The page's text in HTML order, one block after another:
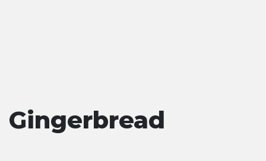
Gingerbread